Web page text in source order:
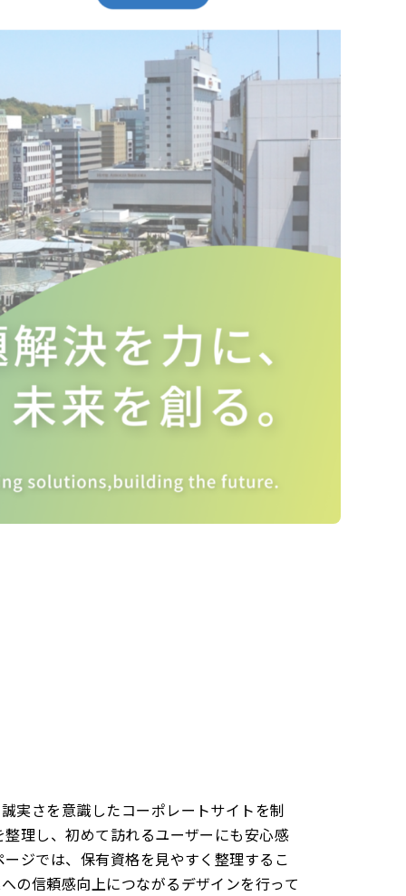
実さを意識したコーポレートサイトを制
理し、初めて訪れるユーザーにも安心感
ジでは、保有資格を見やすく整理するこ
の信頼感向上につながるデザインを行って